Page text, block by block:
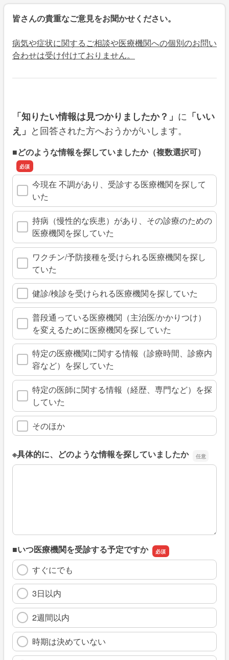
皆さんの貴重なご意見をお聞かせください。
病気や症状に関するご相談や医療機関への個別のお問い
合わせは受け付けておりません。
「知りたい情報は見つかりましたか？」 に 「いい
え」 と回答された方へおうかがいします。
■どのような情報を探していましたか（複数選択可）
今現在 不調があり、受診する医療機関を探して
いた
持病（慢性的な疾患）があり、その診療のための
医療機関を探していた
ワクチン/予防接種を受けられる医療機関を探し
ていた
健診/検診を受けられる医療機関を探していた
普段通っている医療機関（主治医/かかりつけ）
を変えるために医療機関を探していた
特定の医療機関に関する情報（診療時間、診療内
容など）を探していた
特定の医師に関する情報（経歴、専門など）を探
していた
そのほか
※具体的に、どのような情報を探していましたか
※具体的に、どのような情報を探していましたか
■いつ医療機関を受診する予定ですか
すぐにでも
3日以内
2週間以内
時期は決めていない